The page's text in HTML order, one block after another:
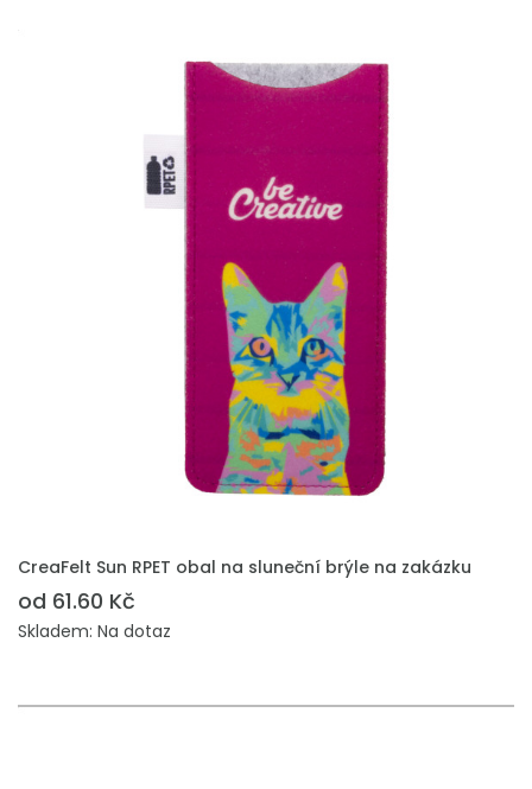
PŘIDAT DO POPTÁVKY
CreaFelt Sun RPET obal na sluneční brýle na zakázku
od 61.60 Kč
Skladem: Na dotaz